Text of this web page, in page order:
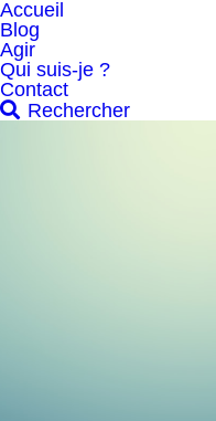
Accueil
Blog
Agir
Qui suis-je ?
Contact
Rechercher